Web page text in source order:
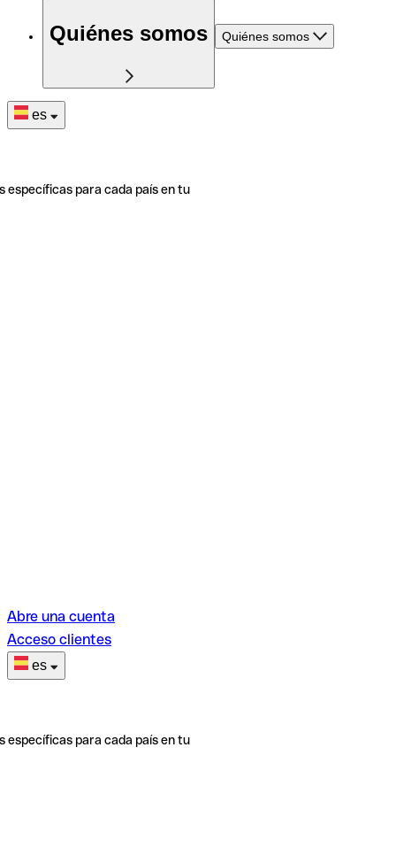
Quiénes somos Quiénes somos
es
específicas para cada país en tu
Abre una cuenta
Acceso clientes
es
específicas para cada país en tu